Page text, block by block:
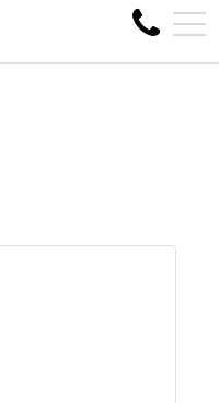
QC, CA H1S 1A2
EN